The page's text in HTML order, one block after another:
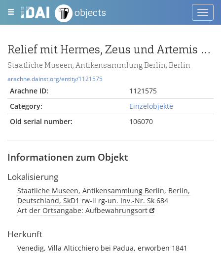
objects
Relief mit Hermes, Zeus und Artemis (?) und zwei Altären
Staatliche Museen, Antikensammlung Berlin, Berlin
arachne.dainst.org/entity/1121575
Arachne ID:
1121575
Category:
Einzelobjekte
Old serial number:
106070
Informationen zum Objekt
Lokalisierung
Staatliche Museen, Antikensammlung Berlin, Berlin,
Deutschland, SkD1 rw-li rg-un. Inv.-Nr. Sk 684
Art der Ortsangabe: Aufbewahrungsort
Herkunft
Venedig, Villa Alticchiero bei Padua, erworben 1841